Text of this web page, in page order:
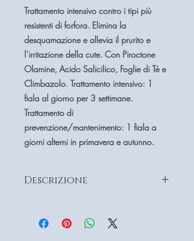
Trattamento intensivo contro i tipi più
resistenti di forfora. Elimina la
desquamazione e allevia il prurito e
l’irritazione della cute. Con Piroctone
Olamine, Acido Salicilico, Foglie di Té e
Climbazolo. Trattamento intensivo: 1
fiala al giorno per 3 settimane.
Trattamento di
prevenzione/mantenimento: 1 fiala a
giorni alterni in primavera e autunno.
Descrizione
distribuire il prodotto sulle sezioni di
capelli bagnati utilizzando lo speciale